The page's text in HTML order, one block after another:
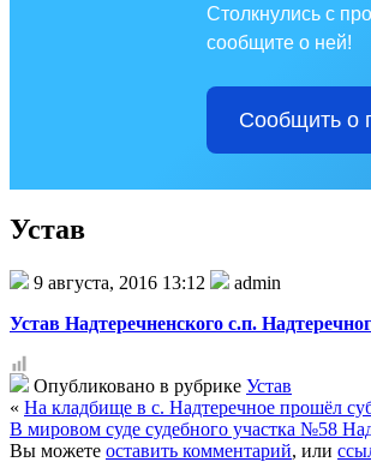
Столкнулись с
сообщите о ней!
Сообщить о
Устав
9 августа, 2016 13:12
admin
Устав Надтеречненского с.п.
Опубликовано в рубрике Устав
« На кладбище в с. Надтеречное прошёл
В мировом суде судебного участка №58
Вы можете оставить комментарий, или